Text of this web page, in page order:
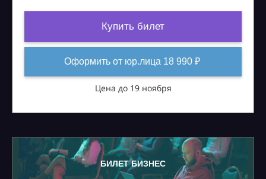
Купить билет
Оформить от юр.лица 18 990 ₽
Цена до 19 ноября
БИЛЕТ БИЗНЕС